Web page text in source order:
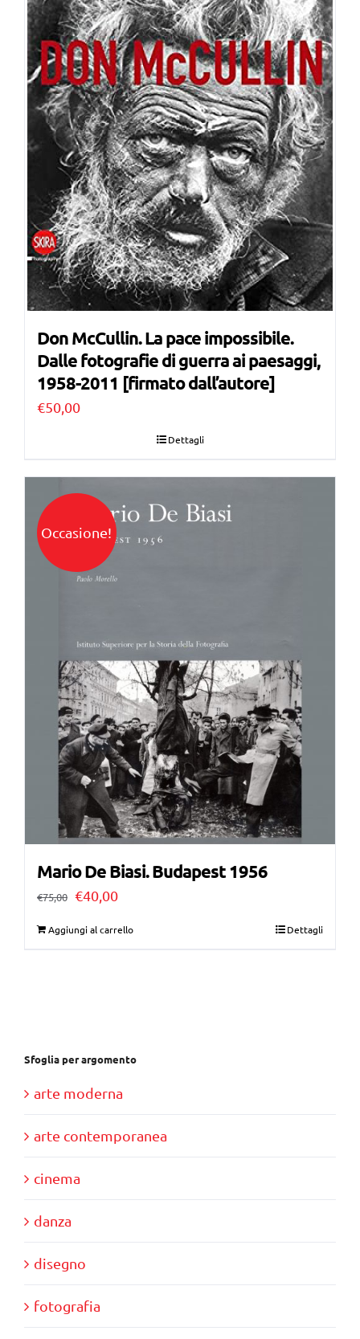
Don McCullin. La pace impossibile.
Dalle fotografie di guerra ai paesaggi,
1958-2011 [firmato dall’autore]
€50,00
Dettagli
Occasione!
Mario De Biasi. Budapest 1956
€75,00 Il
€40,00Il
Aggiungi al carrello Dettagli
Sfoglia per argomento
arte moderna
arte contemporanea
cinema
danza
disegno
fotografia